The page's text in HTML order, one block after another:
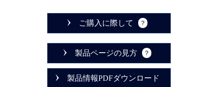
ご購入に際して
製品ページの見方
製品情報PDFダウンロード